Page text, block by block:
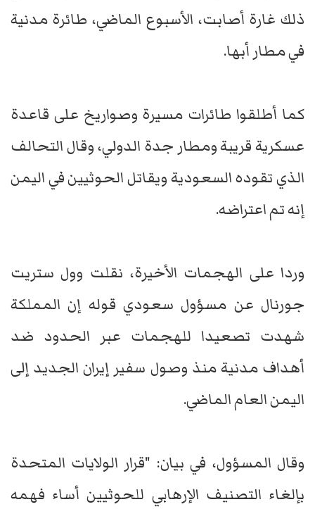
ذلك غارة أصابت، الأسبوع الماضي، طائرة مدنية
في مطار أبها.
كما أطلقوا طائرات مسيرة وصواريخ على قاعدة
عسكرية قريبة ومطار جدة الدولي، وقال التحالف
الذي تقوده السعودية ويقاتل الحوثيين في اليمن
إنه تم اعتراضه.
وردا على الهجمات الأخيرة، نقلت وول ستريت
جورنال عن مسؤول سعودي قوله إن المملكة
شهدت تصعيدا للهجمات عبر الحدود ضد
أهداف مدنية منذ وصول سفير إيران الجديد إلى
اليمن العام الماضي.
وقال المسؤول، في بيان: "قرار الولايات المتحدة
بإلغاء التصنيف الإرهابي للحوثيين أساء فهمه